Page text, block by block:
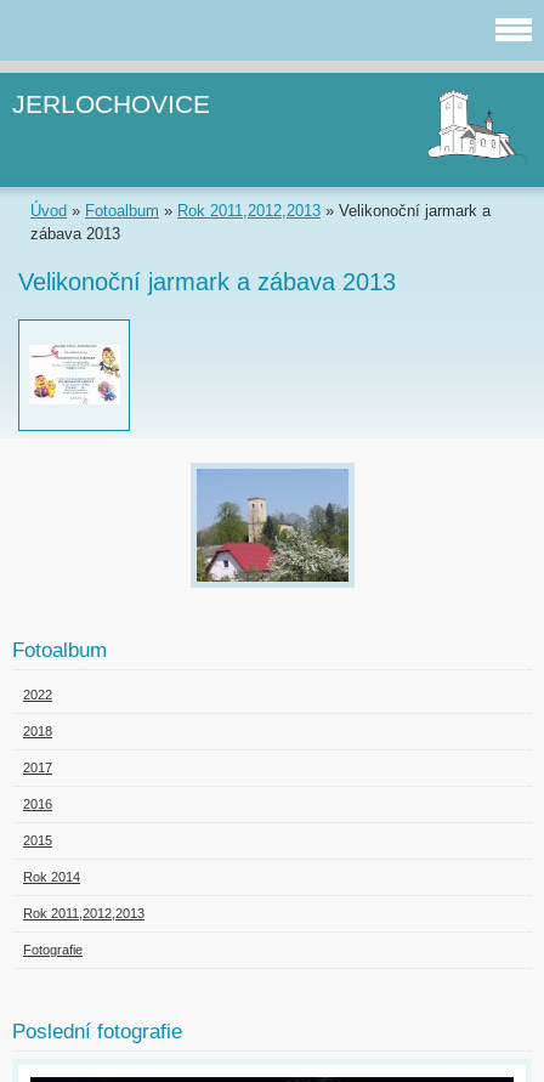
JERLOCHOVICE
Úvod » Fotoalbum » Rok 2011,2012,2013 » Velikonoční jarmark a
zábava 2013
Velikonoční jarmark a zábava 2013
Fotoalbum
2022
2018
2017
2016
2015
Rok 2014
Rok 2011,2012,2013
Fotografie
Poslední fotografie